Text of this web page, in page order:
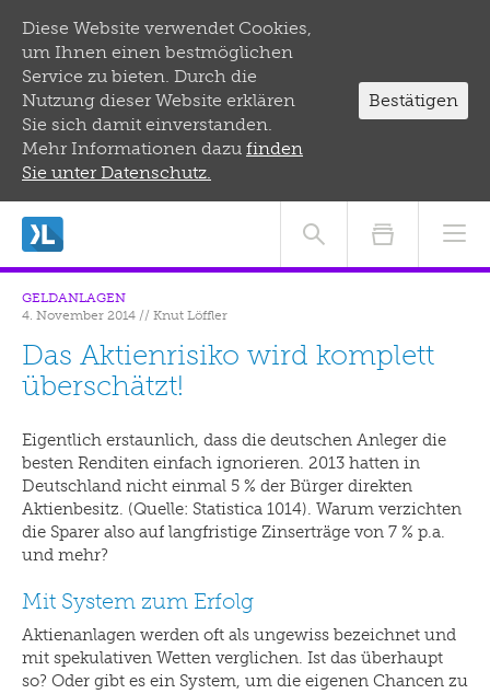
GELDANLAGEN
4. November 2014 // Knut Löffler
Das Aktienrisiko wird komplett
überschätzt!
Eigentlich erstaunlich, dass die deutschen Anleger die
besten Renditen einfach ignorieren. 2013 hatten in
Deutschland nicht einmal 5 % der Bürger direkten
Aktienbesitz. (Quelle: Statistica 1014). Warum verzichten
die Sparer also auf langfristige Zinserträge von 7 % p.a.
und mehr?
Mit System zum Erfolg
Aktienanlagen werden oft als ungewiss bezeichnet und
mit spekulativen Wetten verglichen. Ist das überhaupt
so? Oder gibt es ein System, um die eigenen Chancen zu
Diese Website verwendet Cookies,
um Ihnen einen bestmöglichen
Service zu bieten. Durch die
Nutzung dieser Website erklären
Sie sich damit einverstanden.
Mehr Informationen dazu finden
Sie unter Datenschutz.
Bestätigen